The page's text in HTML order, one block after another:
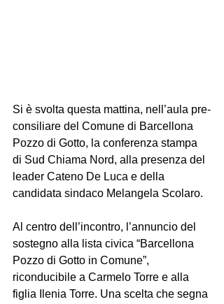
Si è svolta questa mattina, nell’aula pre-
consiliare del Comune di Barcellona
Pozzo di Gotto, la conferenza stampa
di Sud Chiama Nord, alla presenza del
leader Cateno De Luca e della
candidata sindaco Melangela Scolaro.
Al centro dell’incontro, l’annuncio del
sostegno alla lista civica “Barcellona
Pozzo di Gotto in Comune”,
riconducibile a Carmelo Torre e alla
figlia Ilenia Torre. Una scelta che segna